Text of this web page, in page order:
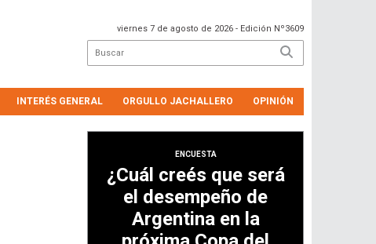
viernes 7 de agosto de 2026 - Edición Nº3609
INTERÉS GENERAL ORGULLO JACHALLERO OPINIÓN
ENCUESTA
¿Cuál creés que será
el desempeño de
Argentina en la